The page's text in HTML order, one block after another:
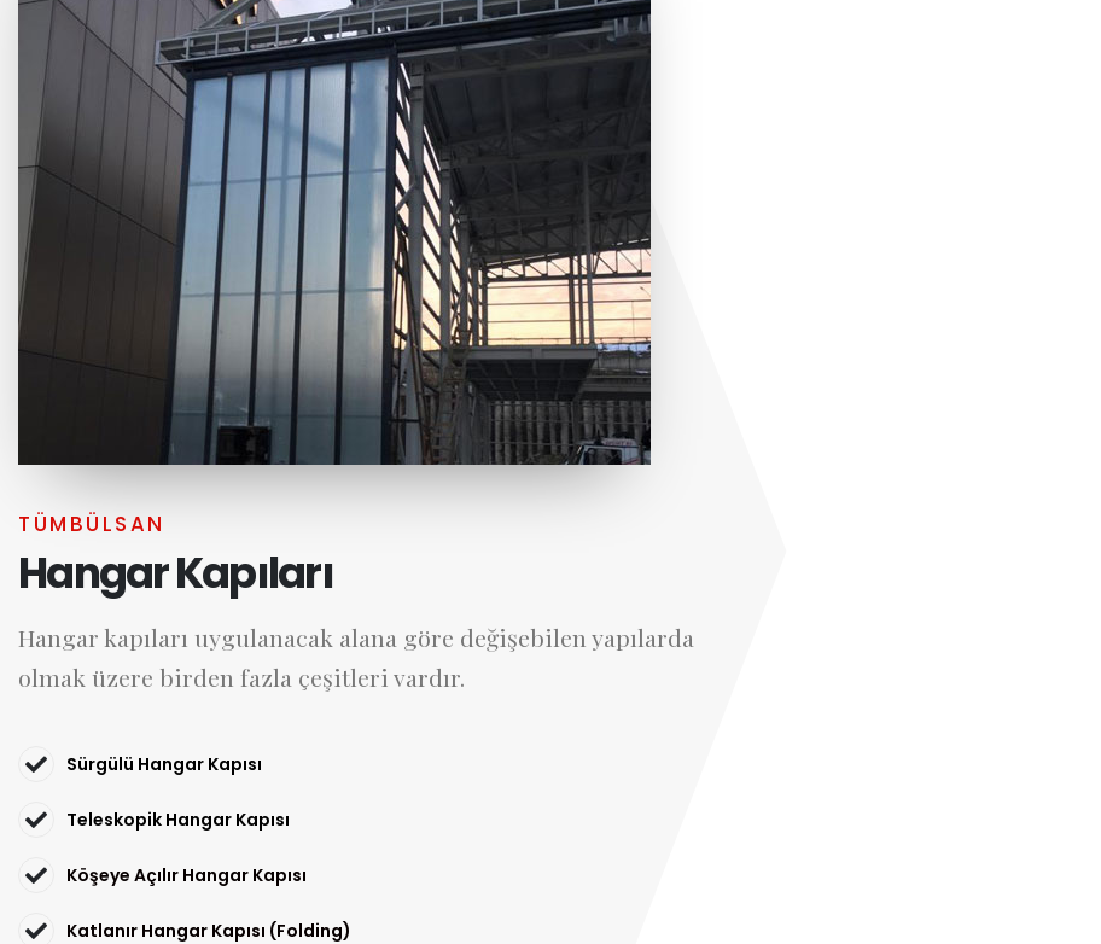
TÜMBÜLSAN
Hangar Kapıları​
Hangar kapıları uygulanacak alana göre değişebilen yapılarda
olmak üzere birden fazla çeşitleri vardır.​
Sürgülü Hangar Kapısı
Teleskopik Hangar Kapısı
Köşeye Açılır Hangar Kapısı
Katlanır Hangar Kapısı (Folding)